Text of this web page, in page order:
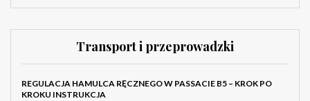
Transport i przeprowadzki
REGULACJA HAMULCA RĘCZNEGO W PASSACIE B5 – KROK PO
KROKU INSTRUKCJA